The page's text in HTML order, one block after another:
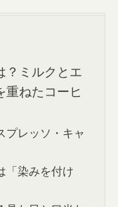
？ミルクとエ
重ねたコーヒ
プレッソ・キャ
「染みを付け